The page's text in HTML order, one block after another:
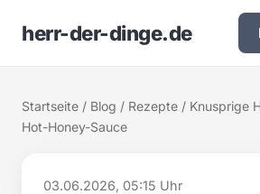
herr-der-dinge.de
Startseite / Blog / Rezepte / Knusprige
Hot-Honey-Sauce
03.06.2026, 05:15 Uhr